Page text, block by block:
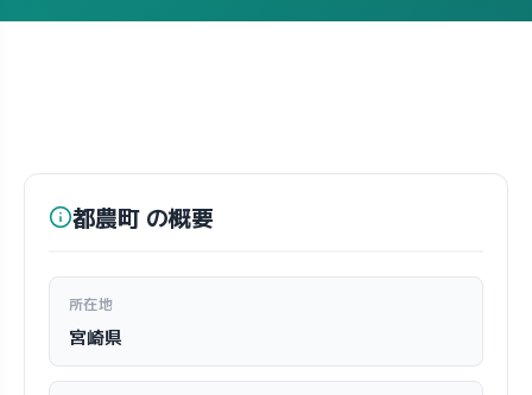
都農町 の概要
所在地
宮崎県